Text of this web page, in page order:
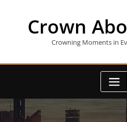
Crown
Crowning Moments in